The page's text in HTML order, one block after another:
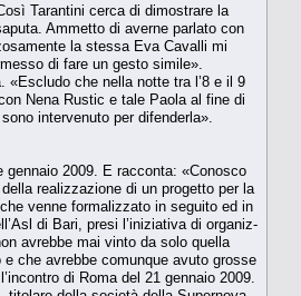
Tarantini cerca di dimostrare la
Ammetto di averne parlato con
la stessa Eva Cavalli mi
di fa­re un gesto simile».
«Escludo che nella not­te tra l’8 e il 9
Nena Rustic e tale Paola al fine di
intervenuto per difenderla».
gennaio 2009. E racconta: «Conosco
realizzazione di un progetto per la
venne formalizzato in seguito ed in
di Bari, presi l’iniziativa di organiz­
avrebbe mai vinto da solo quella
che avrebbe comunque avuto grosse
di Roma del 21 gennaio 2009.